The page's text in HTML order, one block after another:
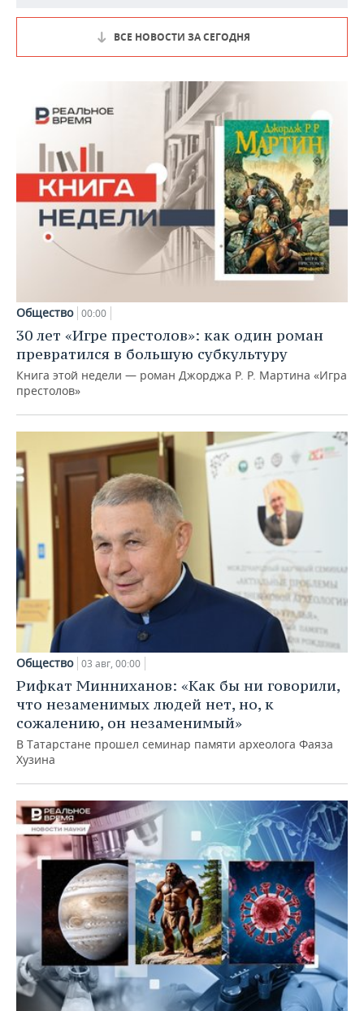
ВСЕ НОВОСТИ ЗА СЕГОДНЯ
Общество 00:00
30 лет «Игре престолов»: как один роман
превратился в большую субкультуру
Книга этой недели — роман Джорджа Р. Р. Мартина «Игра
престолов»
Общество 03 авг, 00:00
Рифкат Минниханов: «Как бы ни говорили,
что незаменимых людей нет, но, к
сожалению, он незаменимый»
В Татарстане прошел семинар памяти археолога Фаяза
Хузина